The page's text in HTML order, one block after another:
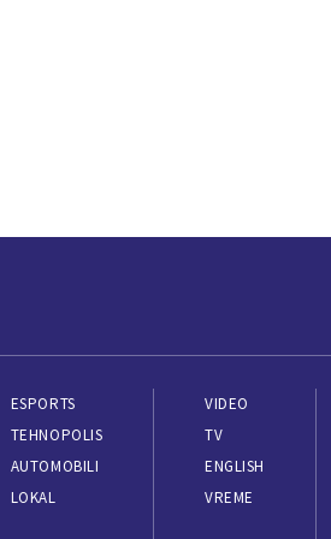
ESPORTS
TEHNOPOLIS
AUTOMOBILI
LOKAL
VIDEO
TV
ENGLISH
VREME